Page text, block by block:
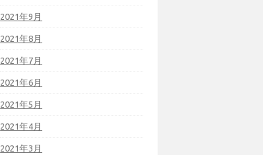
2021年9月
2021年8月
2021年7月
2021年6月
2021年5月
2021年4月
2021年3月